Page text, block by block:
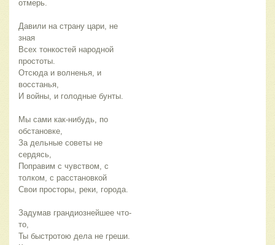
Давили на страну цари, не
Всех тонкостей народной
Отсюда и волненья, и
Мы сами как-нибудь, по
За дельные советы не
Поправим с чувством, с
Задумав грандиознейшее что-